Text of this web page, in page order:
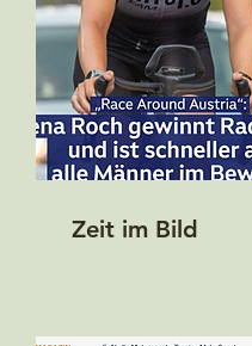
Zeit im Bild